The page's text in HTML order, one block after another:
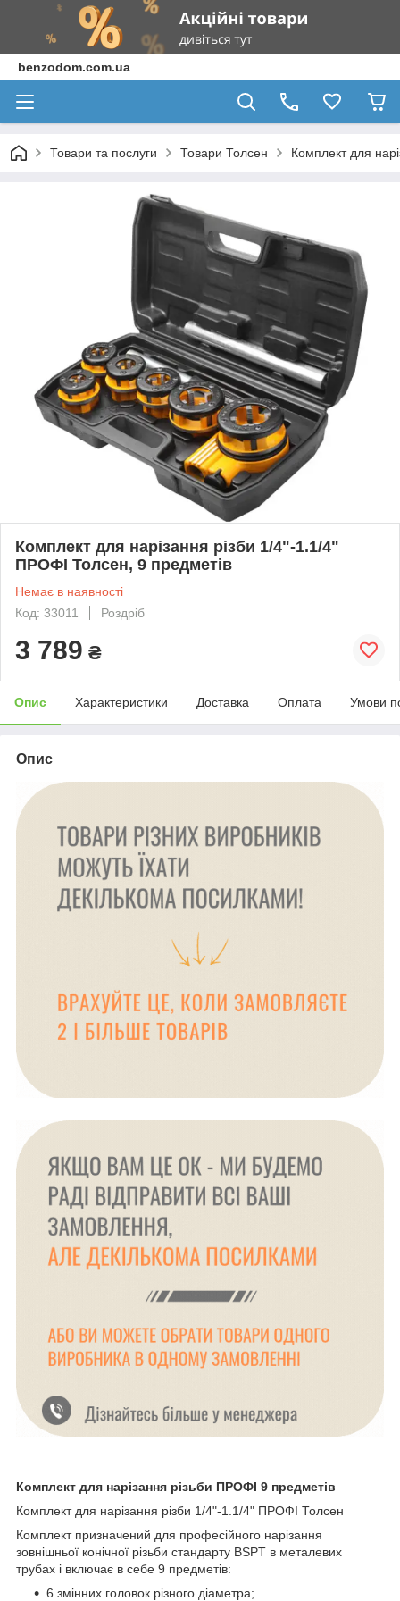
benzodom.com.ua
Товари та послуги Товари Толсен Комплект для
Комплект для нарізання різби 1/4"-1.1/4"
ПРОФІ Толсен, 9 предметів
Немає в наявності
Код: 33011
Роздріб
3 789 ₴
Опис Характеристики Доставка Оплата Умови
Опис
Комплект для нарізання різьби ПРОФІ 9 предметів
Комплект для нарізання різби 1/4"-1.1/4" ПРОФІ Толсен
Комплект призначений для професійного нарізання
зовнішньої конічної різьби стандарту BSPT в металевих
трубах і включає в себе 9 предметів:
6 змінних головок різного діаметра;